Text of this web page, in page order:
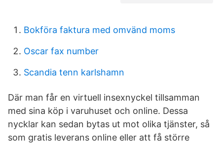
Bokföra faktura med omvänd moms
Oscar fax number
Scandia tenn karlshamn
Där man får en virtuell insexnyckel tillsamman
med sina köp i varuhuset och online. Dessa
nycklar kan sedan bytas ut mot olika tjänster, så
som gratis leverans online eller att få större